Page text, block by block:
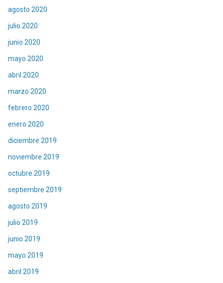
agosto 2020
julio 2020
junio 2020
mayo 2020
abril 2020
marzo 2020
febrero 2020
enero 2020
diciembre 2019
noviembre 2019
octubre 2019
septiembre 2019
agosto 2019
julio 2019
junio 2019
mayo 2019
abril 2019